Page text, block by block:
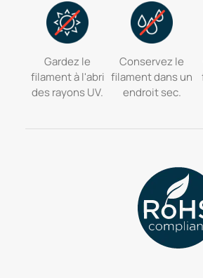
Gardez le
filament à l'abri
des rayons UV.
Conservez le
filament dans un
endroit sec.